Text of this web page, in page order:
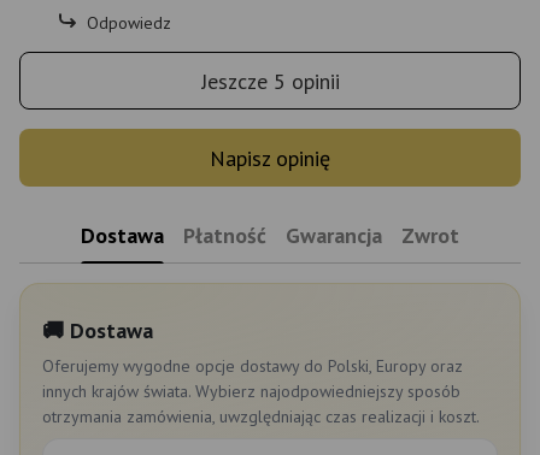
Odpowiedz
Jeszcze 5 opinii
Napisz opinię
Dostawa Płatność Gwarancja Zwrot
🚚 Dostawa
Oferujemy wygodne opcje dostawy do Polski, Europy oraz
innych krajów świata. Wybierz najodpowiedniejszy sposób
otrzymania zamówienia, uwzględniając czas realizacji i koszt.